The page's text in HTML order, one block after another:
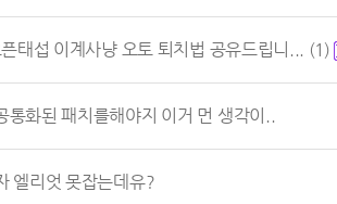
태섭 이계사냥 오토 퇴치법 공유드립니... (1)
통화된 패치를해야지 이거 먼 생각이..
엘리엇 못잡는데유?